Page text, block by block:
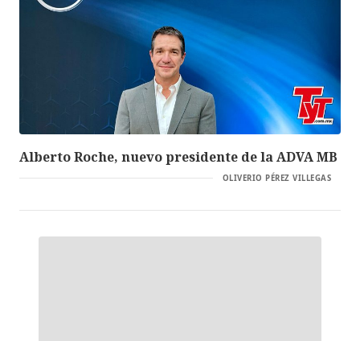
Alberto Roche, nuevo presidente de la ADVA MB
OLIVERIO PÉREZ VILLEGAS